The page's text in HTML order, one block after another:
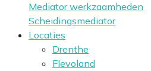
Mediator werkzaamheden
Scheidingsmediator
Locaties
Drenthe
Flevoland